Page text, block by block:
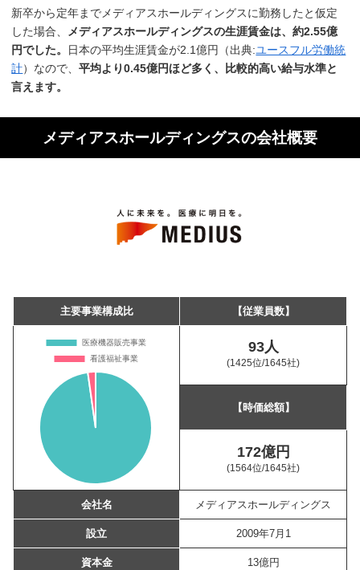
新卒から定年までメディアスホールディングスに勤務したと仮定
した場合、 メディアスホールディングスの生涯賃金は、約2.55億
円でした。
日本の平均生涯賃金が2.1億円（出典:ユースフル労働統
計）なので、平均より0.45億円ほど多く、比較的高い給与水準と
言えます。
メディアスホールディングスの会社概要
主要事業構成比 【従業員数】
93人
(1425位/1645社)
【時価総額】
172億円
(1564位/1645社)
会社名 メディアスホールディングス
設立 2009年7月1
資本金 13億円